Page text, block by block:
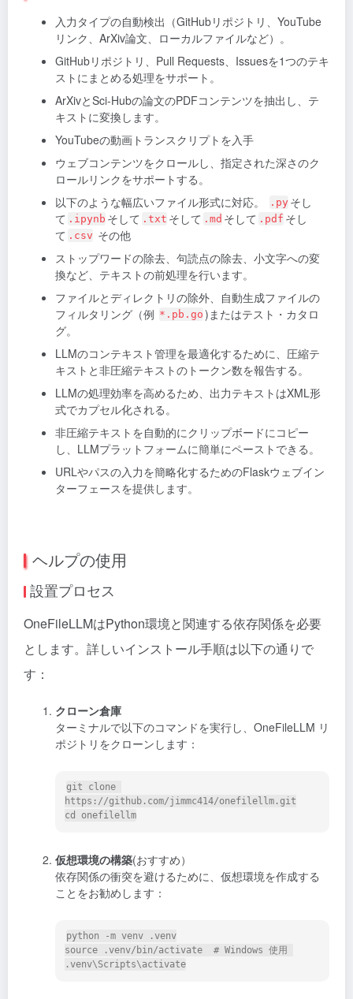
入力タイプの自動検出（GitHubリポジトリ、YouTube
リンク、ArXiv論文、ローカルファイルなど）。
GitHubリポジトリ、Pull Requests、Issuesを1つのテキ
ストにまとめる処理をサポート。
ArXivとSci-Hubの論文のPDFコンテンツを抽出し、テ
キストに変換します。
YouTubeの動画トランスクリプトを入手
ウェブコンテンツをクロールし、指定された深さのク
ロールリンクをサポートする。
以下のような幅広いファイル形式に対応。
.py そし
て .ipynb そして .txt そして .md そして .pdf そし
て .csv その他
ストップワードの除去、句読点の除去、小文字への変
換など、テキストの前処理を行います。
ファイルとディレクトリの除外、自動生成ファイルの
フィルタリング（例 *.pb.go )またはテスト・カタロ
グ。
LLMのコンテキスト管理を最適化するために、圧縮テ
キストと非圧縮テキストのトークン数を報告する。
LLMの処理効率を高めるため、出力テキストはXML形
式でカプセル化される。
非圧縮テキストを自動的にクリップボードにコピー
し、LLMプラットフォームに簡単にペーストできる。
URLやパスの入力を簡略化するためのFlaskウェブイン
ターフェースを提供します。
ヘルプの使用
設置プロセス
OneFileLLMはPython環境と関連する依存関係を必要
とします。詳しいインストール手順は以下の通りで
す：
クローン倉庫
ターミナルで以下のコマンドを実行し、OneFileLLM リ
ポジトリをクローンします：
git clone
https://github.com/jimmc414/onefilellm.git
仮想環境の構築(おすすめ）
依存関係の衝突を避けるために、仮想環境を作成する
ことをお勧めします：
python -m venv .venv
source .venv/bin/activate  # Windows 使用